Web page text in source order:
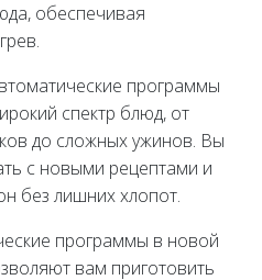
обеспечивая
программы
спектр блюд, от
до сложных ужинов. Вы
с новыми рецептами и
без лишних хлопот.
программы в новой
вам приготовить